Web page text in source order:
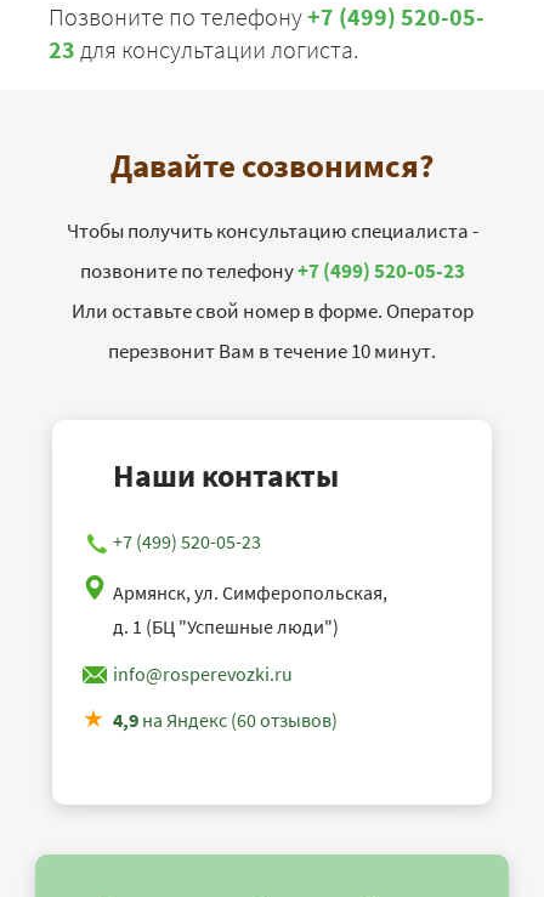
Позвоните по телефону+7 (499) 520-05-
23 для консультации логиста.
Давайте созвонимся?
Чтобы получить консультацию специалиста -
позвоните по телефону+7 (499) 520-05-23
Или оставьте свой номер в форме. Оператор
перезвонит Вам в течение 10 минут.
Наши контакты
+7 (499) 520-05-23
Армянск, ул. Симферопольская,
д. 1 (БЦ "Успешные люди")
info@rosperevozki.ru
4,9 на Яндекс (60 отзывов)